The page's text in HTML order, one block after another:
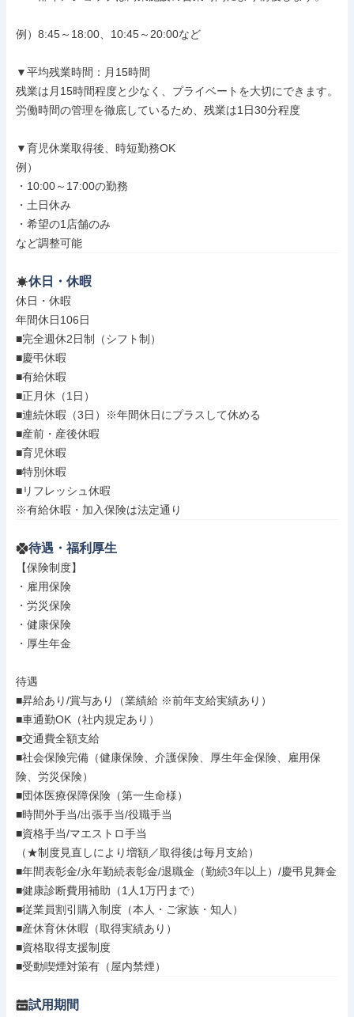
例）8:45～18:00、10:45～20:00など
▼平均残業時間：月15時間
残業は月15時間程度と少なく、プライベートを大切にできます。
労働時間の管理を徹底しているため、残業は1日30分程度
▼育児休業取得後、時短勤務OK
例）
・10:00～17:00の勤務
・土日休み
・希望の1店舗のみ
など調整可能
休日・休暇
休日・休暇
年間休日106日
■完全週休2日制（シフト制）
■慶弔休暇
■有給休暇
■正月休（1日）
■連続休暇（3日）※年間休日にプラスして休める
■産前・産後休暇
■育児休暇
■特別休暇
■リフレッシュ休暇
※有給休暇・加入保険は法定通り
待遇・福利厚生
【保険制度】
・雇用保険
・労災保険
・健康保険
・厚生年金
待遇
■昇給あり/賞与あり（業績給 ※前年支給実績あり）
■車通勤OK（社内規定あり）
■交通費全額支給
■社会保険完備（健康保険、介護保険、厚生年金保険、雇用保
険、労災保険）
■団体医療保障保険（第一生命様）
■時間外手当/出張手当/役職手当
■資格手当/マエストロ手当
（★制度見直しにより増額／取得後は毎月支給）
■年間表彰金/永年勤続表彰金/退職金（勤続3年以上）/慶弔見舞金
■健康診断費用補助（1人1万円まで）
■従業員割引購入制度（本人・ご家族・知人）
■産休育休休暇（取得実績あり）
■資格取得支援制度
■受動喫煙対策有（屋内禁煙）
試用期間